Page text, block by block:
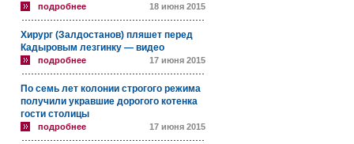
подробнее 18 июня 2015
Хирург (Залдостанов) пляшет перед
Кадыровым лезгинку — видео
подробнее 17 июня 2015
По семь лет колонии строгого режима
получили укравшие дорогого котенка
гости столицы
подробнее 17 июня 2015